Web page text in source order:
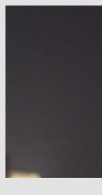
与HK Baz一起